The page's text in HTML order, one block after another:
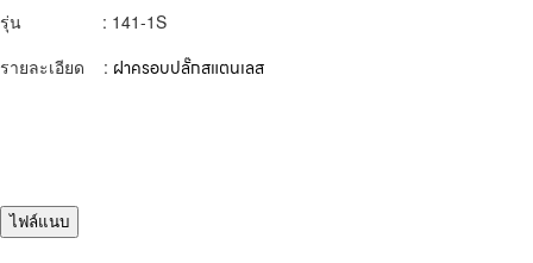
รุ่น : 141-1S
รายละเอียด : ฝาครอบปลั๊กสแตนเลส
ไฟล์แนบ